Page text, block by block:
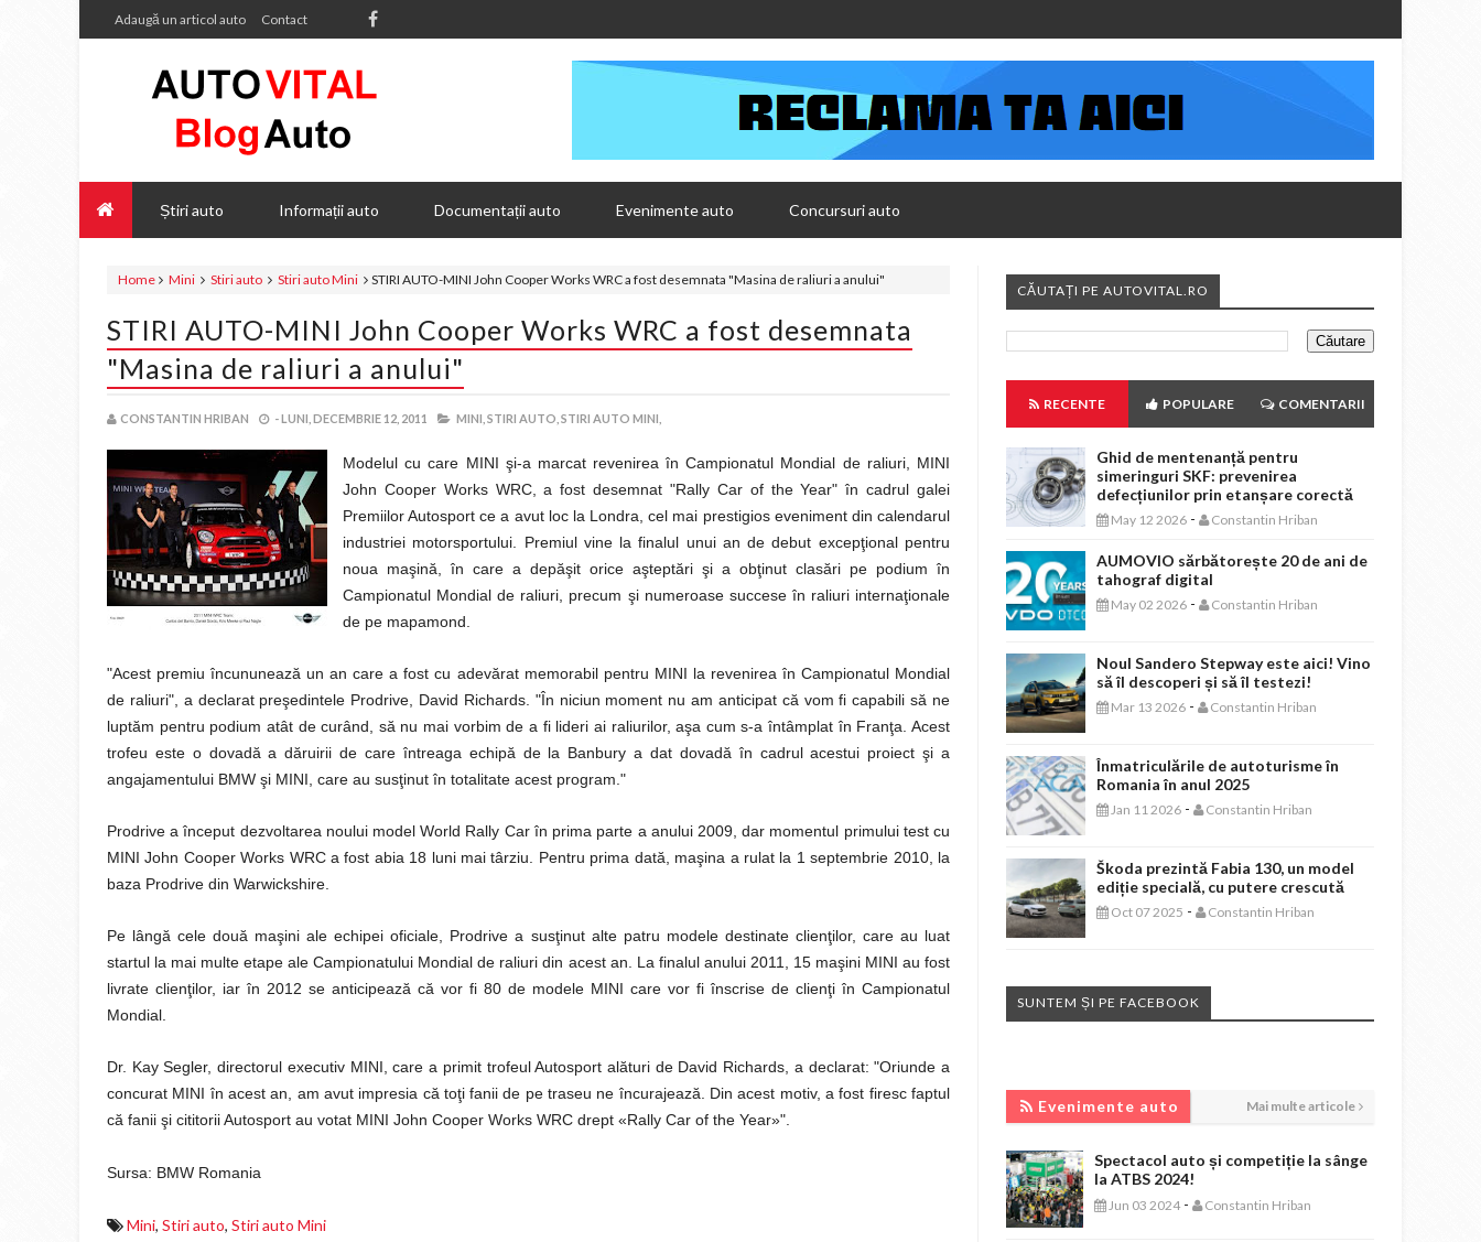
Adaugă un articol auto Contact
Știri auto Informații auto Documentații auto Evenimente auto Concursuri auto
Home Mini Stiri auto Stiri auto Mini STIRI AUTO-MINI John Cooper Works WRC a fost desemnata "Masina de raliuri a anului"
STIRI AUTO-MINI John Cooper Works WRC a fost desemnata
"Masina de raliuri a anului"
CONSTANTIN HRIBAN -LUNI, DECEMBRIE 12, 2011 MINI, STIRI AUTO, STIRI AUTO MINI,
Modelul cu care MINI şi-a marcat revenirea în Campionatul Mondial de raliuri, MINI
John Cooper Works WRC, a fost desemnat "Rally Car of the Year" în cadrul galei
Premiilor Autosport ce a avut loc la Londra, cel mai prestigios eveniment din calendarul
industriei motorsportului. Premiul vine la finalul unui an de debut excepţional pentru
noua maşină, în care a depăşit orice aşteptări şi a obţinut clasări pe podium în
Campionatul Mondial de raliuri, precum şi numeroase succese în raliuri internaţionale
de pe mapamond.
"Acest premiu încununează un an care a fost cu adevărat memorabil pentru MINI la revenirea în Campionatul Mondial
de raliuri", a declarat preşedintele Prodrive, David Richards. "În niciun moment nu am anticipat că vom fi capabili să ne
luptăm pentru podium atât de curând, să nu mai vorbim de a fi lideri ai raliurilor, aşa cum s-a întâmplat în Franţa. Acest
trofeu este o dovadă a dăruirii de care întreaga echipă de la Banbury a dat dovadă în cadrul acestui proiect şi a
angajamentului BMW şi MINI, care au susţinut în totalitate acest program."
Prodrive a început dezvoltarea noului model World Rally Car în prima parte a anului 2009, dar momentul primului test cu
MINI John Cooper Works WRC a fost abia 18 luni mai târziu. Pentru prima dată, maşina a rulat la 1 septembrie 2010, la
baza Prodrive din Warwickshire.
Pe lângă cele două maşini ale echipei oficiale, Prodrive a susţinut alte patru modele destinate clienţilor, care au luat
startul la mai multe etape ale Campionatului Mondial de raliuri din acest an. La finalul anului 2011, 15 maşini MINI au fost
livrate clienţilor, iar în 2012 se anticipează că vor fi 80 de modele MINI care vor fi înscrise de clienţi în Campionatul
Mondial.
Dr. Kay Segler, directorul executiv MINI, care a primit trofeul Autosport alături de David Richards, a declarat: "Oriunde a
concurat MINI în acest an, am avut impresia că toţi fanii de pe traseu ne încurajează. Din acest motiv, a fost firesc faptul
că fanii şi cititorii Autosport au votat MINI John Cooper Works WRC drept «Rally Car of the Year»".
Sursa: BMW Romania
Mini, Stiri auto, Stiri auto Mini
CĂUTAȚI PE AUTOVITAL.RO
RECENTE POPULARE COMENTARII
Ghid de mentenanță pentru
simeringuri SKF: prevenirea
defecțiunilor prin etanșare corectă
May 12 2026 - Constantin Hriban
AUMOVIO sărbătorește 20 de ani de
tahograf digital
May 02 2026 - Constantin Hriban
Noul Sandero Stepway este aici! Vino
să îl descoperi și să îl testezi!
Mar 13 2026 - Constantin Hriban
Înmatriculările de autoturisme în
Romania în anul 2025
Jan 11 2026 - Constantin Hriban
Škoda prezintă Fabia 130, un model
ediție specială, cu putere crescută
Oct 07 2025 - Constantin Hriban
SUNTEM ȘI PE FACEBOOK
Evenimente auto Mai multe articole
Spectacol auto și competiție la sânge
la ATBS 2024!
Jun 03 2024 - Constantin Hriban